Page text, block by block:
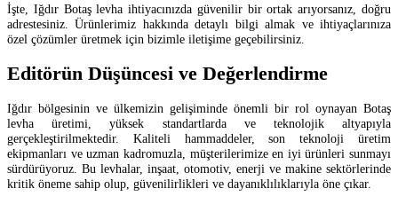
İşte, Iğdır Botaş levha ihtiyacınızda güvenilir bir ortak arıyorsanız, doğru
adrestesiniz. Ürünlerimiz hakkında detaylı bilgi almak ve ihtiyaçlarınıza
özel çözümler üretmek için bizimle iletişime geçebilirsiniz.
Editörün Düşüncesi ve Değerlendirme
Iğdır bölgesinin ve ülkemizin gelişiminde önemli bir rol oynayan Botaş
levha üretimi, yüksek standartlarda ve teknolojik altyapıyla
gerçekleştirilmektedir. Kaliteli hammaddeler, son teknoloji üretim
ekipmanları ve uzman kadromuzla, müşterilerimize en iyi ürünleri sunmayı
sürdürüyoruz. Bu levhalar, inşaat, otomotiv, enerji ve makine sektörlerinde
kritik öneme sahip olup, güvenilirlikleri ve dayanıklılıklarıyla öne çıkar.